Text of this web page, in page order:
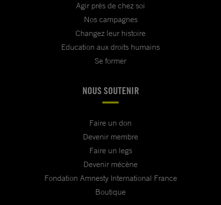
Agir près de chez soi
Nos campagnes
Changez leur histoire
Education aux droits humains
Se former
NOUS SOUTENIR
Faire un don
Devenir membre
Faire un legs
Devenir mécène
Fondation Amnesty International France
Boutique